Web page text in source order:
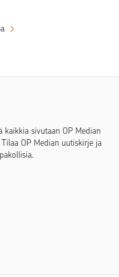
kaikkia sivutaan OP Median
OP Median uutiskirje ja